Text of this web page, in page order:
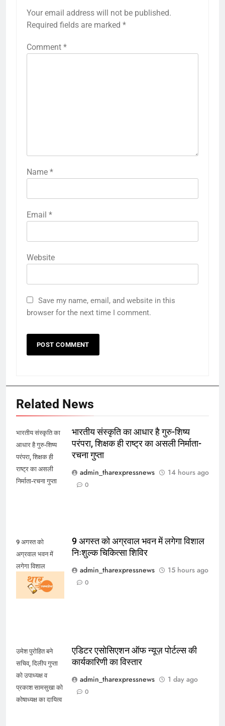
Your email address will not be published.
Required fields are marked *
Comment *
Name *
Email *
Website
Save my name, email, and website in this
browser for the next time I comment.
Related News
भारतीय संस्कृति का
आधार है गुरु-शिष्य
परंपरा, शिक्षक ही
राष्ट्र का असली
निर्माता-रचना गुप्ता
भारतीय संस्कृति का आधार है गुरु-शिष्य
परंपरा, शिक्षक ही राष्ट्र का असली निर्माता-
रचना गुप्ता
admin_tharexpressnews
14 hours ago
0
9 अगस्त को
अग्रवाल भवन में
लगेगा विशाल
निःशुल्क चिकित्सा
शिविर
9 अगस्त को अग्रवाल भवन में लगेगा विशाल
निःशुल्क चिकित्सा शिविर
admin_tharexpressnews
15 hours ago
0
उमेश पुरोहित बने
सचिव, दिलीप गुप्ता
को उपाध्यक्ष व
प्रकाश सामसुखा को
कोषाध्यक्ष का दायित्व
एडिटर एसोसिएशन ऑफ न्यूज़ पोर्टल्स की
कार्यकारिणी का विस्तार
admin_tharexpressnews
1 day ago
0